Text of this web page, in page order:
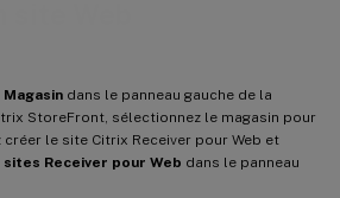
Magasin dans le panneau gauche de la
StoreFront, sélectionnez le magasin pour
le site Citrix Receiver pour Web et
Receiver pour Web dans le panneau